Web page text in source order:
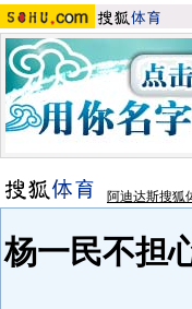
阿迪达斯搜狐
杨一民不担